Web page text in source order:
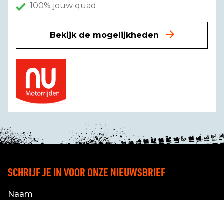
100% jouw quad
Bekijk de mogelijkheden
SCHRIJF JE IN VOOR ONZE NIEUWSBRIEF
Naam